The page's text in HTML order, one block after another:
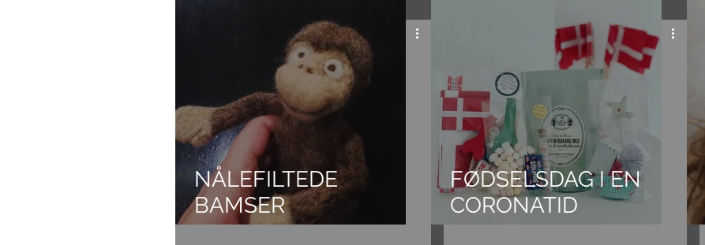
NÅLEFILTEDE
BAMSER
FØDSELSDAG I EN
CORONATID